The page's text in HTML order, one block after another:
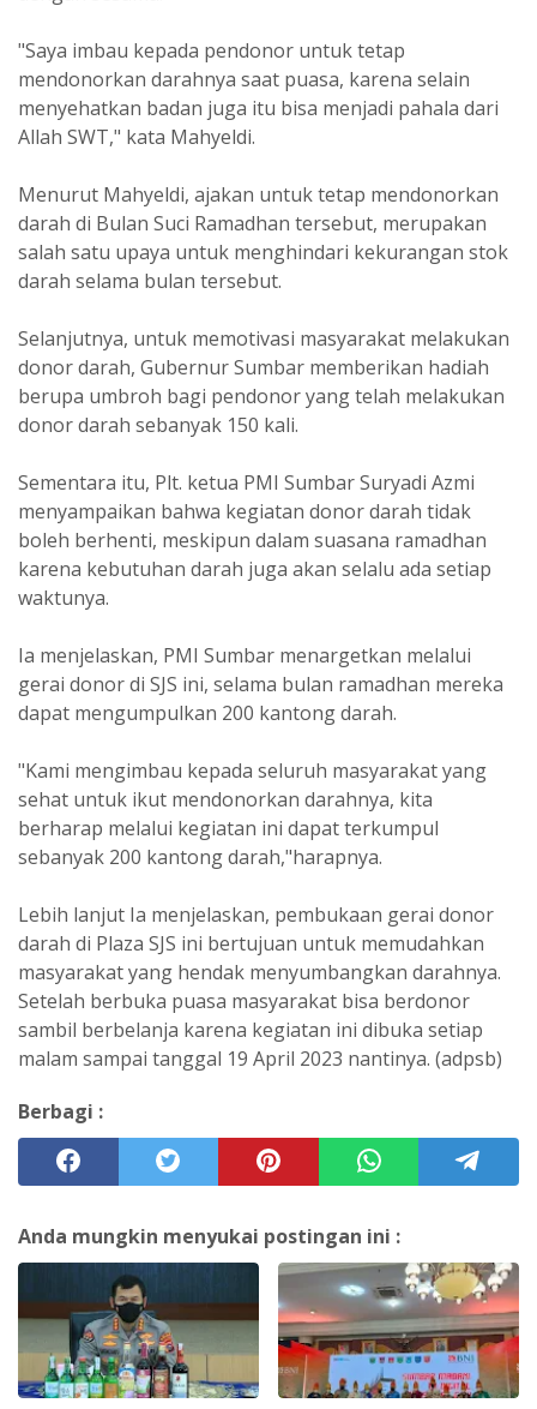
"Saya imbau kepada pendonor untuk tetap
mendonorkan darahnya saat puasa, karena selain
menyehatkan badan juga itu bisa menjadi pahala dari
Allah SWT," kata Mahyeldi.
Menurut Mahyeldi, ajakan untuk tetap mendonorkan
darah di Bulan Suci Ramadhan tersebut, merupakan
salah satu upaya untuk menghindari kekurangan stok
darah selama bulan tersebut.
Selanjutnya, untuk memotivasi masyarakat melakukan
donor darah, Gubernur Sumbar memberikan hadiah
berupa umbroh bagi pendonor yang telah melakukan
donor darah sebanyak 150 kali.
Sementara itu, Plt. ketua PMI Sumbar Suryadi Azmi
menyampaikan bahwa kegiatan donor darah tidak
boleh berhenti, meskipun dalam suasana ramadhan
karena kebutuhan darah juga akan selalu ada setiap
waktunya.
Ia menjelaskan, PMI Sumbar menargetkan melalui
gerai donor di SJS ini, selama bulan ramadhan mereka
dapat mengumpulkan 200 kantong darah.
"Kami mengimbau kepada seluruh masyarakat yang
sehat untuk ikut mendonorkan darahnya, kita
berharap melalui kegiatan ini dapat terkumpul
sebanyak 200 kantong darah,"harapnya.
Lebih lanjut Ia menjelaskan, pembukaan gerai donor
darah di Plaza SJS ini bertujuan untuk memudahkan
masyarakat yang hendak menyumbangkan darahnya.
Setelah berbuka puasa masyarakat bisa berdonor
sambil berbelanja karena kegiatan ini dibuka setiap
malam sampai tanggal 19 April 2023 nantinya. (adpsb)
Berbagi :
Anda mungkin menyukai postingan ini :